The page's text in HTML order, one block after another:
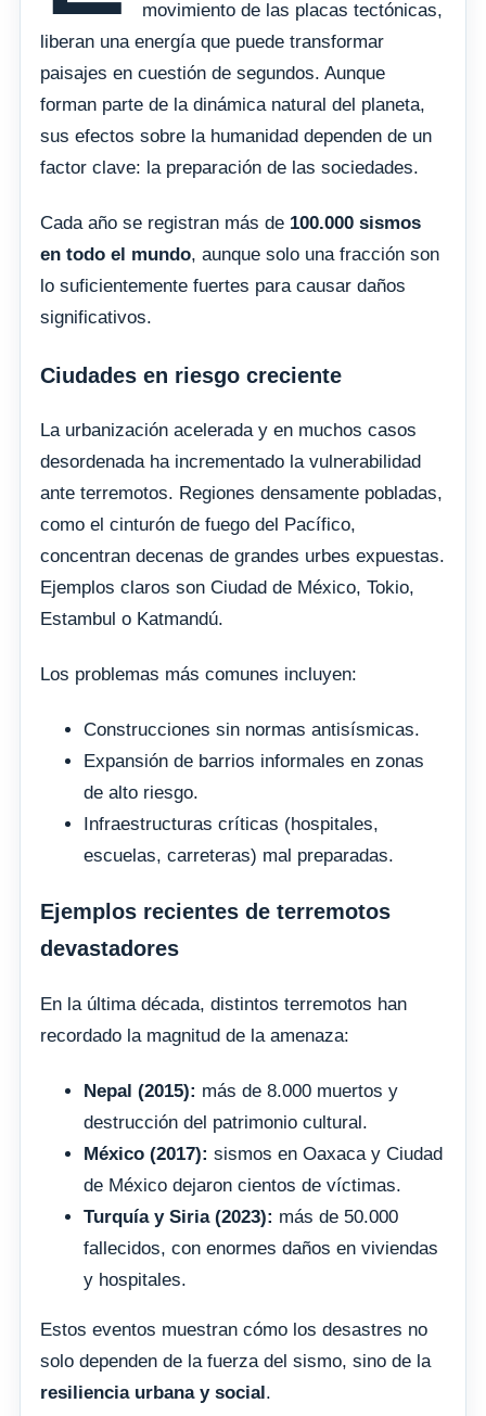
movimiento de las placas tectónicas,
liberan una energía que puede transformar
paisajes en cuestión de segundos. Aunque
forman parte de la dinámica natural del planeta,
sus efectos sobre la humanidad dependen de un
factor clave: la preparación de las sociedades.
Cada año se registran más de 100.000 sismos
en todo el mundo, aunque solo una fracción son
lo suficientemente fuertes para causar daños
significativos.
Ciudades en riesgo creciente
La urbanización acelerada y en muchos casos
desordenada ha incrementado la vulnerabilidad
ante terremotos. Regiones densamente pobladas,
como el cinturón de fuego del Pacífico,
concentran decenas de grandes urbes expuestas.
Ejemplos claros son Ciudad de México, Tokio,
Estambul o Katmandú.
Los problemas más comunes incluyen:
Construcciones sin normas antisísmicas.
Expansión de barrios informales en zonas
de alto riesgo.
Infraestructuras críticas (hospitales,
escuelas, carreteras) mal preparadas.
Ejemplos recientes de terremotos
devastadores
En la última década, distintos terremotos han
recordado la magnitud de la amenaza:
Nepal (2015): más de 8.000 muertos y
destrucción del patrimonio cultural.
México (2017): sismos en Oaxaca y Ciudad
de México dejaron cientos de víctimas.
Turquía y Siria (2023): más de 50.000
fallecidos, con enormes daños en viviendas
y hospitales.
Estos eventos muestran cómo los desastres no
solo dependen de la fuerza del sismo, sino de la
resiliencia urbana y social .